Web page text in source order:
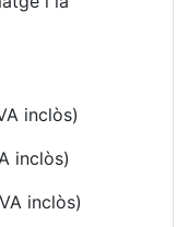
inclòs)
inclòs)
inclòs)